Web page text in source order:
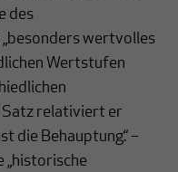
des
wertvolles
Wertstufen
Satz relativiert er
die Behauptung.“ –
„historische